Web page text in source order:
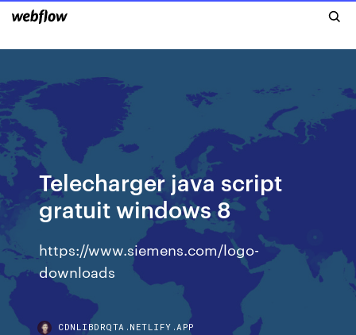
Telecharger java script
gratuit windows 8
https://www.siemens.com/logo-
downloads
CDNLIBDRQTA.NETLIFY.APP